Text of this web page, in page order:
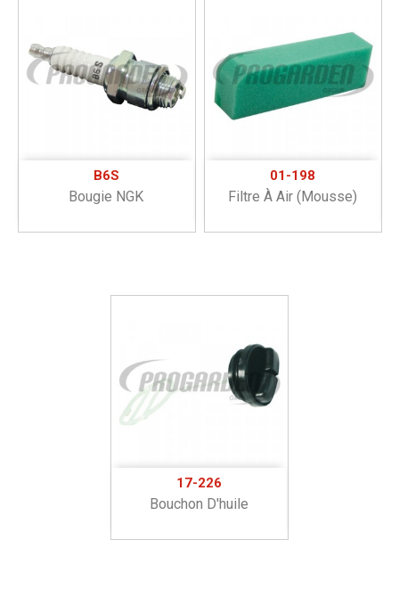
B6S
Bougie NGK
01-198
Filtre À Air (mousse)
17-226
Bouchon D'huile